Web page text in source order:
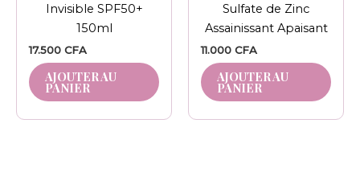
Invisible SPF50+
150ml
17.500 CFA
AJOUTER AU
PANIER
Sulfate de Zinc
Assainissant Apaisant
11.000 CFA
AJOUTER AU
PANIER